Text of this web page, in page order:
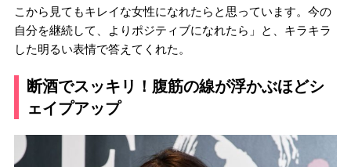
こから見てもキレイな女性になれたらと思っています。今の
自分を継続して、よりポジティブになれたら」と、キラキラ
した明るい表情で答えてくれた。
断酒でスッキリ！腹筋の線が浮かぶほどシ
ェイプアップ